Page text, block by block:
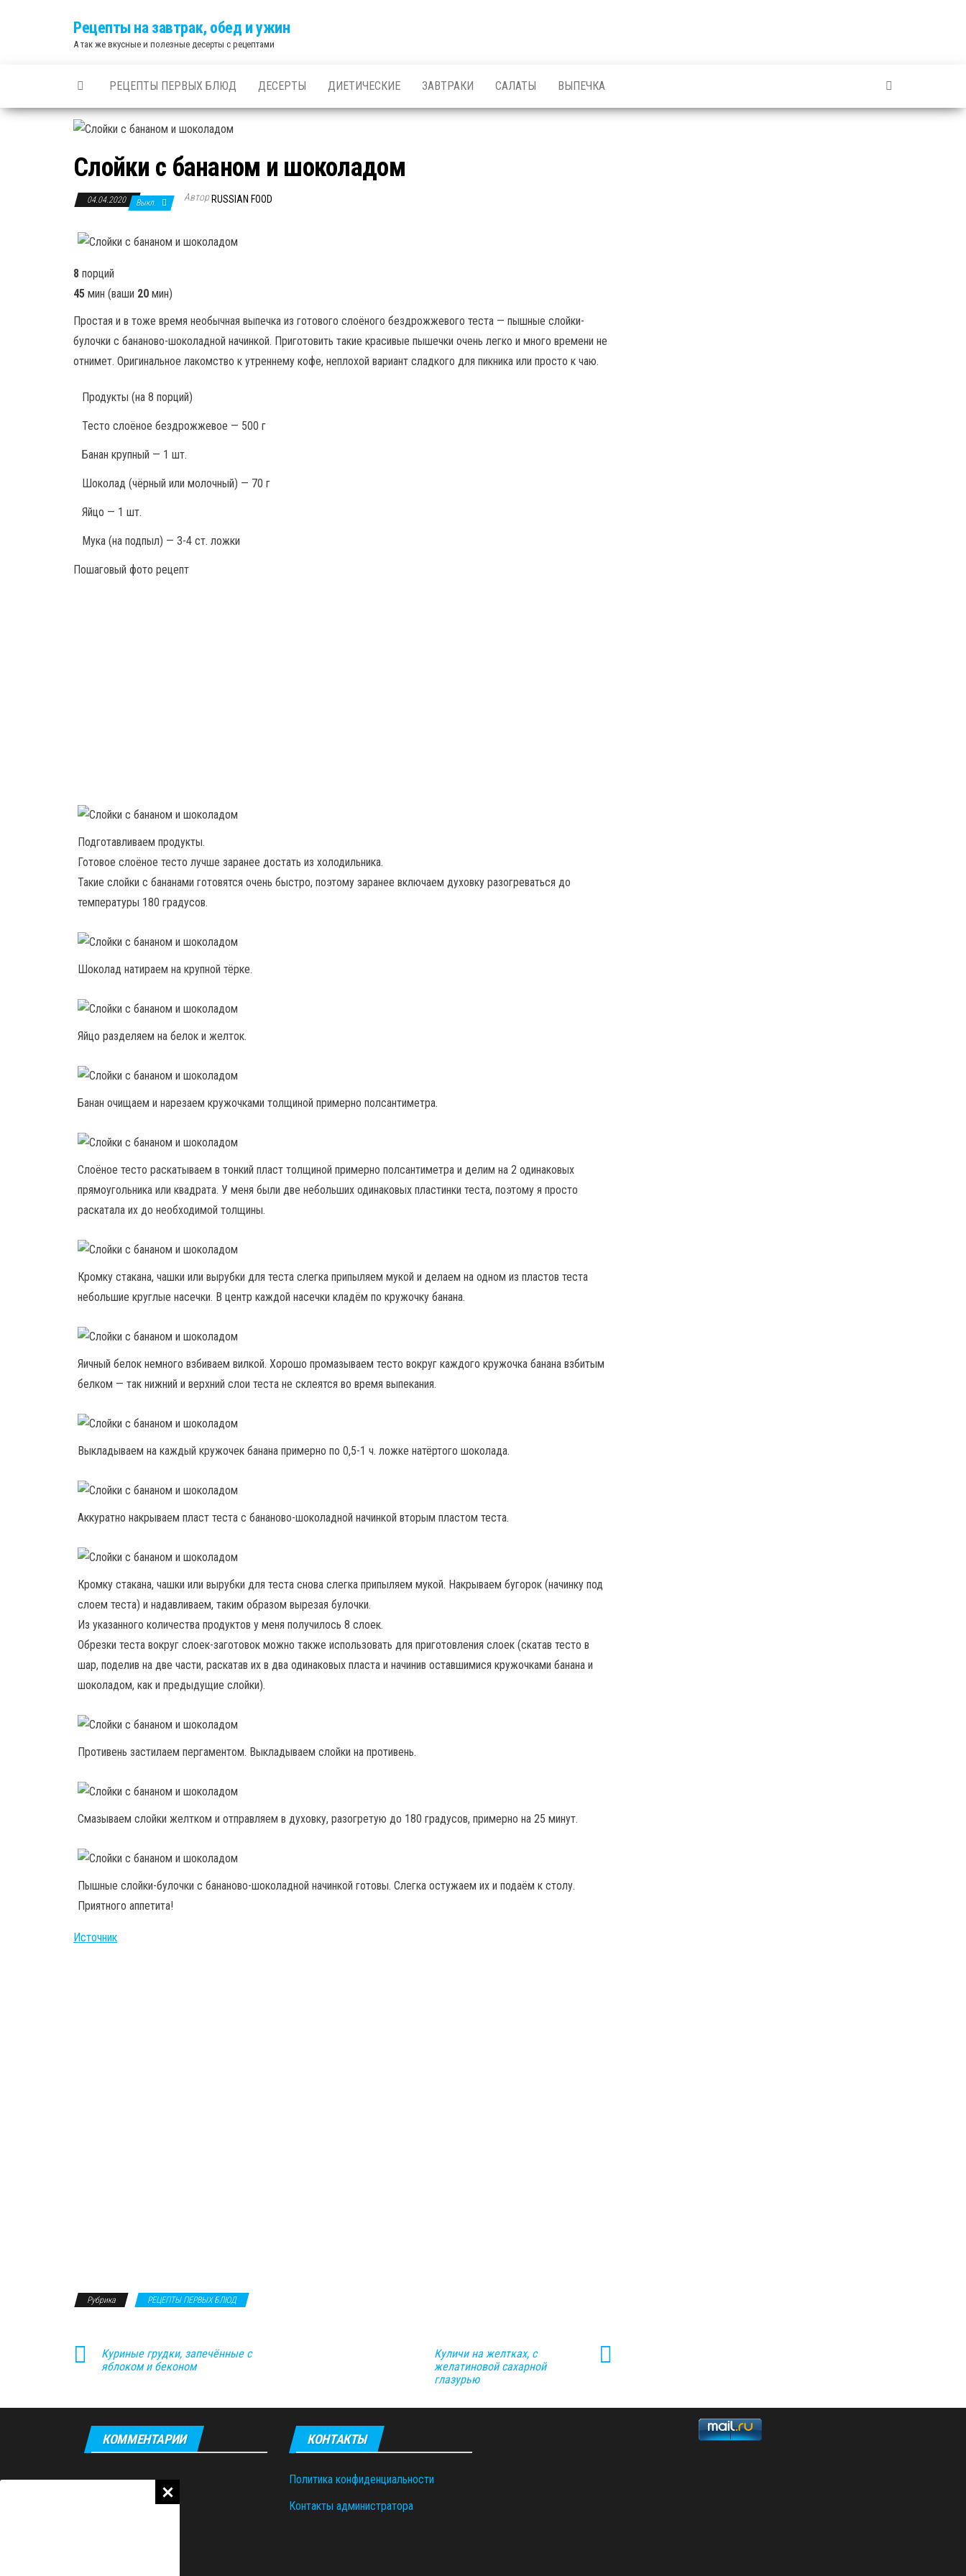
Рецепты на завтрак, обед и ужин
А так же вкусные и полезные десерты с рецептами
РЕЦЕПТЫ ПЕРВЫХ БЛЮД ДЕСЕРТЫ ДИЕТИЧЕСКИЕ ЗАВТРАКИ САЛАТЫ ВЫПЕЧКА
Слойки с бананом и шоколадом
04.04.2020 Выкл. Автор RUSSIAN FOOD
8 порций
45 мин (ваши 20 мин)
Простая и в тоже время необычная выпечка из готового слоёного бездрожжевого теста — пышные слойки-
булочки с бананово-шоколадной начинкой. Приготовить такие красивые пышечки очень легко и много времени не
отнимет. Оригинальное лакомство к утреннему кофе, неплохой вариант сладкого для пикника или просто к чаю.
Продукты (на 8 порций)
Тесто слоёное бездрожжевое — 500 г
Банан крупный — 1 шт.
Шоколад (чёрный или молочный) — 70 г
Яйцо — 1 шт.
Мука (на подпыл) — 3-4 ст. ложки
Пошаговый фото рецепт
Подготавливаем продукты.
Готовое слоёное тесто лучше заранее достать из холодильника.
Такие слойки с бананами готовятся очень быстро, поэтому заранее включаем духовку разогреваться до
температуры 180 градусов.
Шоколад натираем на крупной тёрке.
Яйцо разделяем на белок и желток.
Банан очищаем и нарезаем кружочками толщиной примерно полсантиметра.
Слоёное тесто раскатываем в тонкий пласт толщиной примерно полсантиметра и делим на 2 одинаковых
прямоугольника или квадрата. У меня были две небольших одинаковых пластинки теста, поэтому я просто
раскатала их до необходимой толщины.
Кромку стакана, чашки или вырубки для теста слегка припыляем мукой и делаем на одном из пластов теста
небольшие круглые насечки. В центр каждой насечки кладём по кружочку банана.
Яичный белок немного взбиваем вилкой. Хорошо промазываем тесто вокруг каждого кружочка банана взбитым
белком — так нижний и верхний слои теста не склеятся во время выпекания.
Выкладываем на каждый кружочек банана примерно по 0,5-1 ч. ложке натёртого шоколада.
Аккуратно накрываем пласт теста с бананово-шоколадной начинкой вторым пластом теста.
Кромку стакана, чашки или вырубки для теста снова слегка припыляем мукой. Накрываем бугорок (начинку под
слоем теста) и надавливаем, таким образом вырезая булочки.
Из указанного количества продуктов у меня получилось 8 слоек.
Обрезки теста вокруг слоек-заготовок можно также использовать для приготовления слоек (скатав тесто в
шар, поделив на две части, раскатав их в два одинаковых пласта и начинив оставшимися кружочками банана и
шоколадом, как и предыдущие слойки).
Противень застилаем пергаментом. Выкладываем слойки на противень.
Смазываем слойки желтком и отправляем в духовку, разогретую до 180 градусов, примерно на 25 минут.
Пышные слойки-булочки с бананово-шоколадной начинкой готовы. Слегка остужаем их и подаём к столу.
Приятного аппетита!
Источник
Рубрика РЕЦЕПТЫ ПЕРВЫХ БЛЮД
Куриные грудки, запечённые с
яблоком и беконом
Куличи на желтках, с
желатиновой сахарной
глазурью
КОММЕНТАРИИ КОНТАКТЫ
Политика конфиденциальности
Контакты администратора